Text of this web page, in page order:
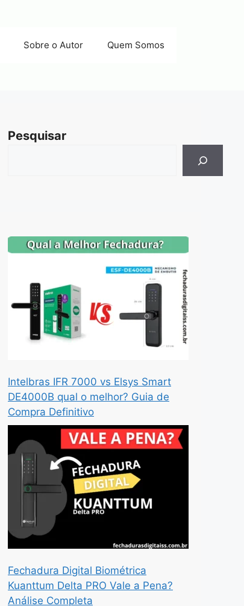
Sobre o Autor Quem Somos
Pesquisar
Intelbras IFR 7000 vs Elsys Smart
DE4000B qual o melhor? Guia de
Compra Definitivo
Fechadura Digital Biométrica
Kuanttum Delta PRO Vale a Pena?
Análise Completa